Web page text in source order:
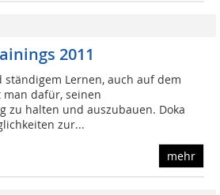
2011
Lernen, auch auf dem
man dafür, seinen
zu halten und auszubauen. Doka
zur...
mehr